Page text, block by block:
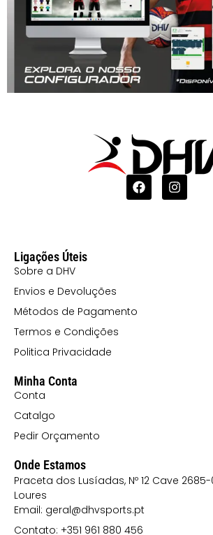
Ligações Úteis
Sobre a DHV
Envios e Devoluções
Métodos de Pagamento
Termos e Condições
Politica Privacidade
Minha Conta
Conta
Catalgo
Pedir Orçamento
Onde Estamos
Praceta dos Lusíadas, Nº 12 Cave
Loures
Email: geral@dhvsports.pt
Contato: +351 961 880 456